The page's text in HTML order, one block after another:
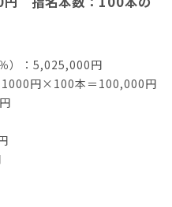
）：5,025,000円
1000円×100本＝100,000円